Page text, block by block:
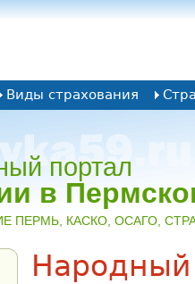
портал
в
ПЕРМЬ, КАСКО, ОСАГО,
Виды страхования
Народный